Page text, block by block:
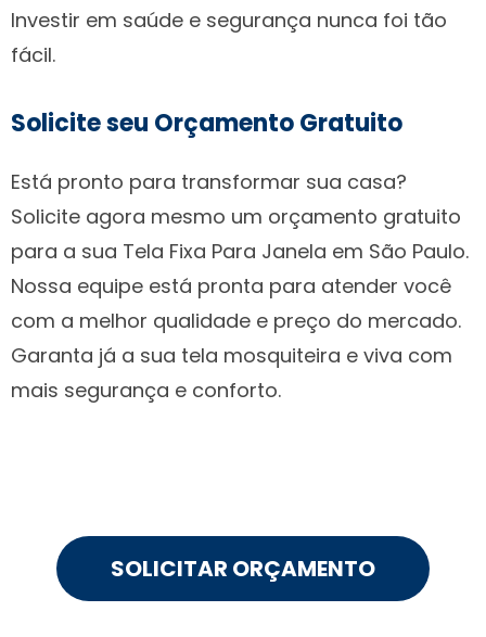
Investir em saúde e segurança nunca foi tão
fácil.
Solicite seu Orçamento Gratuito
Está pronto para transformar sua casa?
Solicite agora mesmo um orçamento gratuito
para a sua Tela Fixa Para Janela em São Paulo.
Nossa equipe está pronta para atender você
com a melhor qualidade e preço do mercado.
Garanta já a sua tela mosquiteira e viva com
mais segurança e conforto.
SOLICITAR ORÇAMENTO